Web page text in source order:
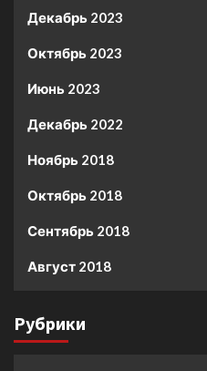
Декабрь 2023
Октябрь 2023
Июнь 2023
Декабрь 2022
Ноябрь 2018
Октябрь 2018
Сентябрь 2018
Август 2018
Рубрики